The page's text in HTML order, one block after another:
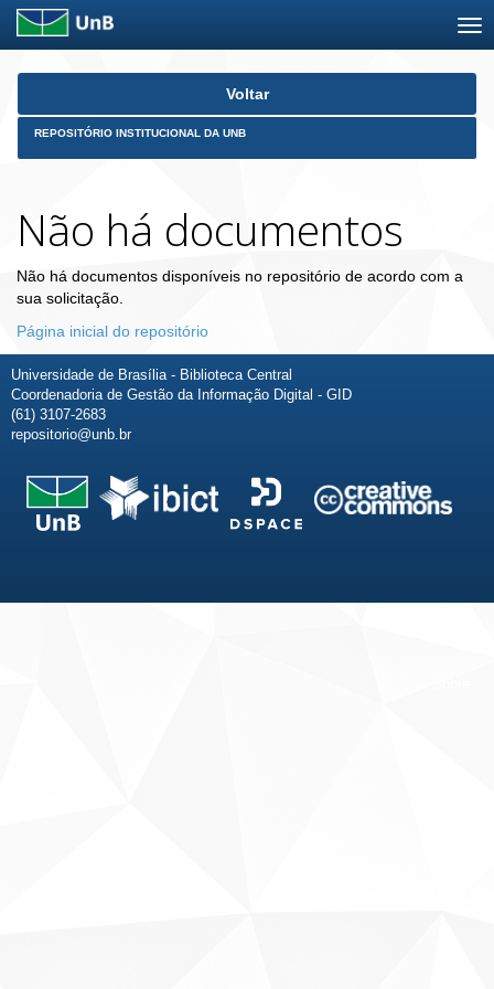
Skip
Voltar
REPOSITÓRIO INSTITUCIONAL DA UNB
Não há documentos
Não há documentos disponíveis no repositório de acordo com a
sua solicitação.
Página inicial do repositório
Universidade de Brasília - Biblioteca Central
Coordenadoria de Gestão da Informação Digital - GID
(61) 3107-2683
repositorio@unb.br